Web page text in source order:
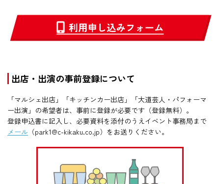
出店・出演の事前登録について
「マルシェ出店」「キッチンカー出店」「大道芸人・パフォーマ
ー出演」の希望者は、事前に登録が必要です（登録無料）。
登録申込書に記入し、必要資料を添付のうえイベント事務局まで
メール （park1@c-kikaku.co.jp）をお送りください。